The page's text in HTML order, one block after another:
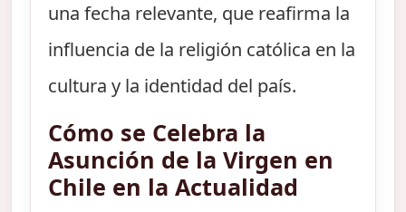
una fecha relevante, que reafirma la
influencia de la religión católica en la
cultura y la identidad del país.
Cómo se Celebra la
Asunción de la Virgen en
Chile en la Actualidad